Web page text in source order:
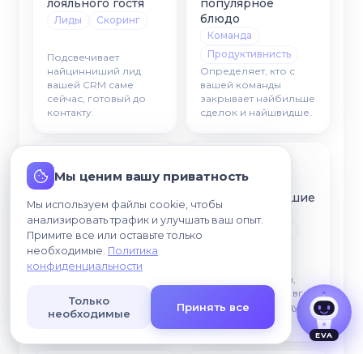
лояльного гостя
Лиды Скоринг
Подсвечивает
найцинниший лид
вашей CRM саме
сейчас, готовый до
контакту.
популярное
блюдо
Команда
Продуктивнисть
Определяет, кто с
вашей команды
закрывает найбильше
сделок и найшвидше.
Найти неявки по
бронированиям
Команда
Конверсия
Ранжирует
конверсиею с лида в
сделку по всей
воронке CRM.
Найти застрявшие
Позначает сделки,
которые надто довго
не рухаются между
EVA
Согласен, что мои данные могут
обрабатываться для связи со мной.
Мы ценим вашу приватность
Мы используем файлы cookie, чтобы
анализировать трафик и улучшать ваш опыт.
Примите все или оставьте только
необходимые. Политика
конфиденциальности
Только
необходимые
Принять все